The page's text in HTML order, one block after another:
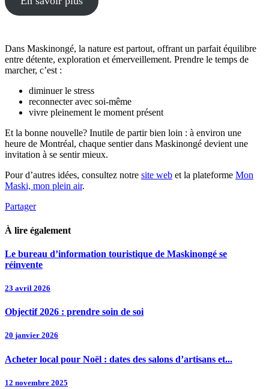
Dans Maskinongé, la nature est partout, offrant un parfait équilibre
entre détente, exploration et émerveillement. Prendre le temps de
marcher, c’est :
diminuer le stress
reconnecter avec soi-même
vivre pleinement le moment présent
Et la bonne nouvelle? Inutile de partir bien loin : à environ une
heure de Montréal, chaque sentier dans Maskinongé devient une
invitation à se sentir mieux.
Pour d’autres idées, consultez notre site web et la plateforme Mon
Maski, mon plein air.
Partager
À lire également
Le bureau d’information touristique de Maskinongé se
réinvente
23 avril 2026
Objectif 2026 : prendre soin de soi
20 janvier 2026
Acheter local pour Noël : dates des salons d’artisans et...
12 novembre 2025